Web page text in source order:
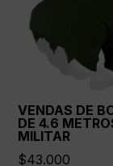
VENDAS DE
DE 4.6
MILITAR
$43.000